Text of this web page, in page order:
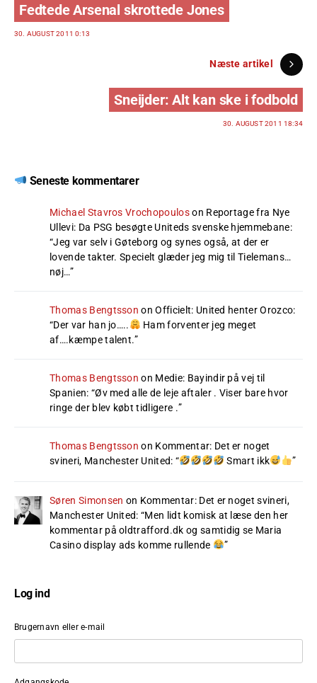
Fedtede Arsenal skrottede Jones
30. AUGUST 2011 0:13
Næste artikel
Sneijder: Alt kan ske i fodbold
30. AUGUST 2011 18:34
Seneste kommentarer
Michael Stavros Vrochopouloson Reportage fra Nye
Ullevi: Da PSG besøgte Uniteds svenske hjemmebane:
“Jeg var selv i Gøteborg og synes også, at der er
lovende takter. Specielt glæder jeg mig til Tielemans…
nøj…”
Thomas Bengtsson onOfficielt: United henter Orozco:
“Der var han jo…..
Ham forventer jeg meget
af….kæmpe talent.”
Thomas Bengtsson on Medie: Bayindir på vej til
Spanien: “Øv med alle de leje aftaler . Viser bare hvor
ringe der blev købt tidligere .”
Thomas Bengtsson on Kommentar: Det er noget
svineri, Manchester United: “ Smart ikk ”
Søren Simonsen on Kommentar: Det er noget svineri,
Manchester United: “Men lidt komisk at læse den her
kommentar på oldtrafford.dk og samtidig se Maria
Casino display ads komme rullende
”
Log ind
Brugernavn eller e-mail